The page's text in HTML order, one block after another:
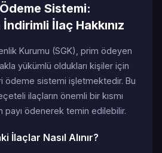
Sistemi:
İlaç Hakkınız
Kurumu (SGK), prim ödeyen
yükümlü oldukları kişiler için
ödeme sistemi işletmektedir. Bu
ilaçların önemli bir kısmı
payı ödenerek temin edilebilir.
İlaçlar Nasıl Alınır?